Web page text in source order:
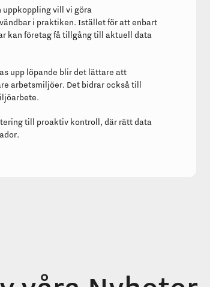
uppkoppling vill vi göra
i praktiken. Istället för att enbart
kan företag få tillgång till aktuell data
upp löpande blir det lättare att
arbetsmiljöer. Det bidrar också till
till proaktiv kontroll, där rätt data